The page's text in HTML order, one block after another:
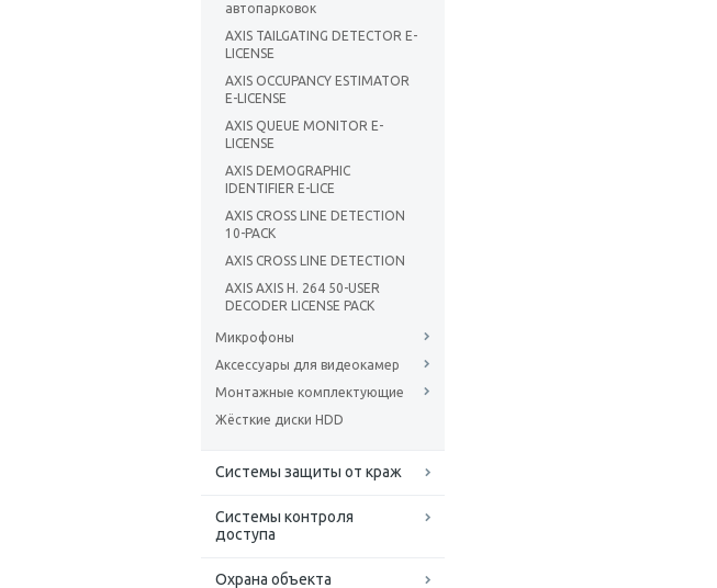
автопарковок
AXIS TAILGATING DETECTOR E-
LICENSE
AXIS OCCUPANCY ESTIMATOR
E-LICENSE
AXIS QUEUE MONITOR E-
LICENSE
AXIS DEMOGRAPHIC
IDENTIFIER E-LICE
AXIS CROSS LINE DETECTION
10-PACK
AXIS CROSS LINE DETECTION
AXIS AXIS H. 264 50-USER
DECODER LICENSE PACK
Микрофоны
Аксессуары для видеокамер
Монтажные комплектующие
Жёсткие диски HDD
Системы защиты от краж
Системы контроля
доступа
Охрана объекта